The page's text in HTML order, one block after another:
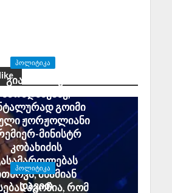
ᲞᲝᲚᲘᲢᲘᲙᲐ
გია აბაშიძე:
გოიმი
ჟორჟოლიანი
მინისტრ
კობახიძის
შხამიან
ჰგონია, რომ
ᲞᲝᲚᲘᲢᲘᲙᲐ
დავით